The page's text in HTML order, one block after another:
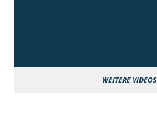
WEITERE VIDEOS